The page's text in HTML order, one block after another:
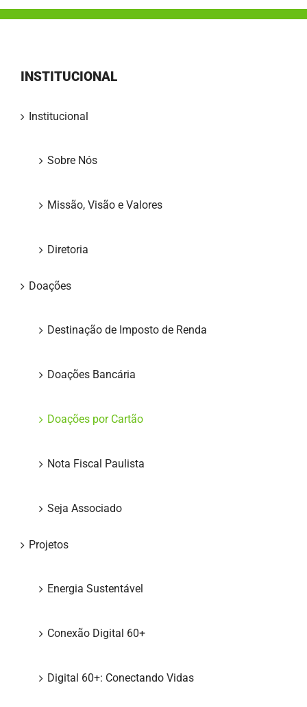
INSTITUCIONAL
Institucional
Sobre Nós
Missão, Visão e Valores
Diretoria
Doações
Destinação de Imposto de Renda
Doações Bancária
Doações por Cartão
Nota Fiscal Paulista
Seja Associado
Projetos
Energia Sustentável
Conexão Digital 60+
Digital 60+: Conectando Vidas